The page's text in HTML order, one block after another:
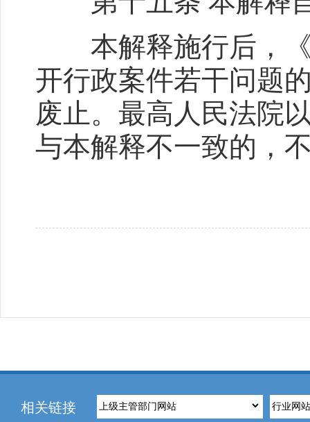
本解释施行后，《
开行政案件若干问题
废止。最高人民法院
与本解释不一致的，
相关链接